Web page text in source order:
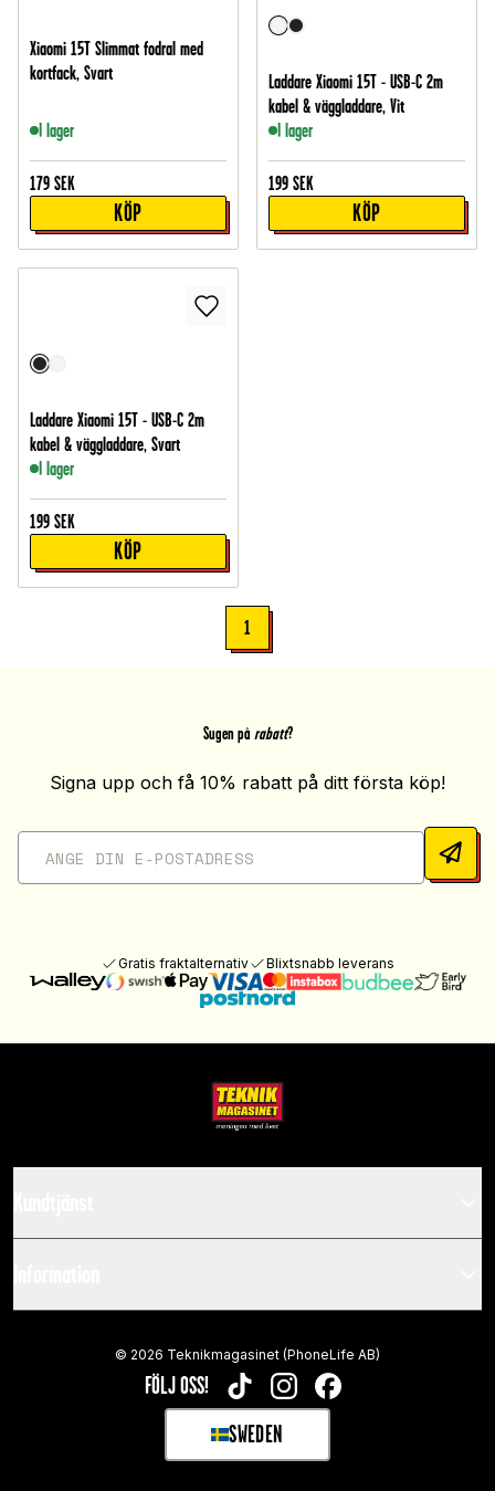
Xiaomi 15T Slimmat fodral med
kortfack, Svart
I lager
179 SEK
KÖP
Laddare Xiaomi 15T - USB-C 2m
kabel & väggladdare, Vit
I lager
199 SEK
KÖP
Laddare Xiaomi 15T - USB-C 2m
kabel & väggladdare, Svart
I lager
199 SEK
KÖP
1
Sugen på rabatt?
Signa upp och få 10% rabatt på ditt första köp!
Gratis fraktalternativ Blixtsnabb leverans
FÖLJ OSS! TIKTOKINSTAGRAMFACEBOOK
SWEDEN
SELECT MARKET
© 2026 Teknikmagasinet (PhoneLife AB)